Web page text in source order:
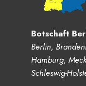
Botschaft
Berlin,
Hamburg,
Schleswig-